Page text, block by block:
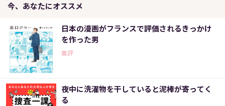
今、あなたにオススメ
日本の漫画がフランスで評価されるきっかけ
を作った男
書評
夜中に洗濯物を干していると泥棒が寄ってく
る